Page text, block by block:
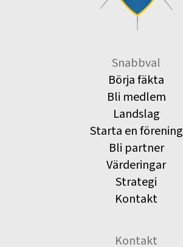
Snabbval
Börja fäkta
Bli medlem
Landslag
Starta en förening
Bli partner
Värderingar
Strategi
Kontakt
Kontakt